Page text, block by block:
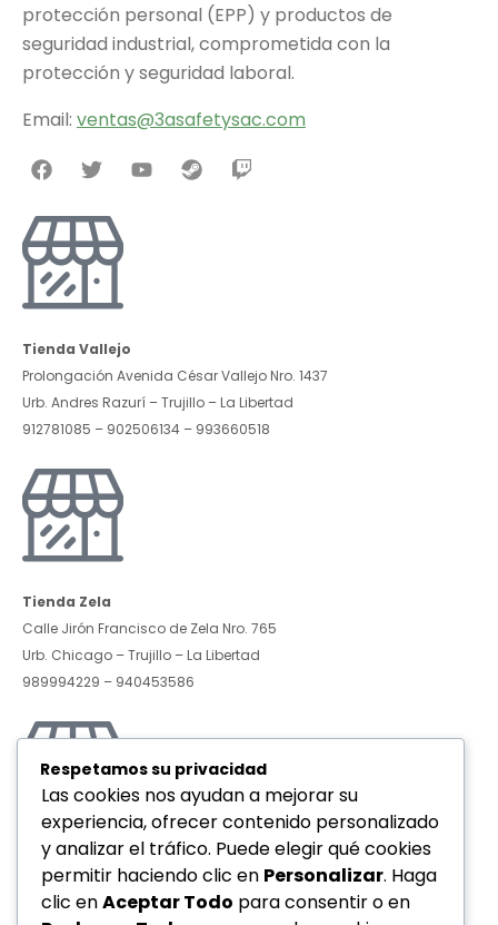
protección personal (EPP) y productos de
seguridad industrial, comprometida con la
protección y seguridad laboral.
Email: ventas@3asafetysac.com
Tienda Vallejo
Prolongación Avenida César Vallejo Nro. 1437
Urb. Andres Razurí – Trujillo – La Libertad
912781085 – 902506134 – 993660518
Tienda Zela
Calle Jirón Francisco de Zela Nro. 765
Urb. Chicago – Trujillo – La Libertad
989994229 – 940453586
Tienda Villareal
Avenida Federico Villareal Nro. 931
Urb. La Rinconada – Trujillo – La Libertad
Respetamos su privacidad
Las cookies nos ayudan a mejorar su
experiencia, ofrecer contenido personalizado
y analizar el tráfico. Puede elegir qué cookies
permitir haciendo clic en Personalizar. Haga
clic enAceptar Todo para consentir o en